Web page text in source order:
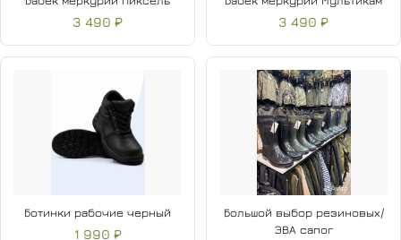
3 490 ₽ 3 490 ₽
Ботинки рабочие черный
1 990 ₽
Большой выбор резиновых/
ЭВА сапог